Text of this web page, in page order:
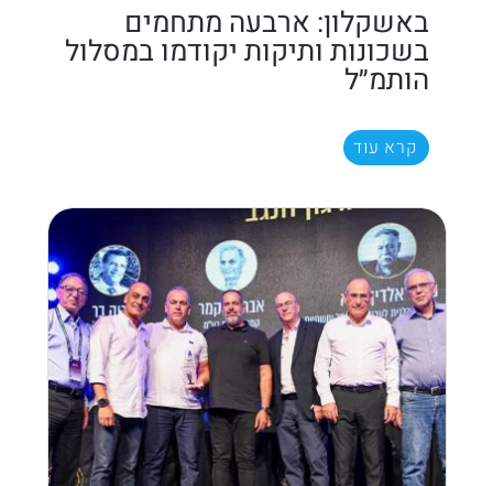
באשקלון: ארבעה מתחמים
בשכונות ותיקות יקודמו במסלול
הותמ״ל
קרא עוד